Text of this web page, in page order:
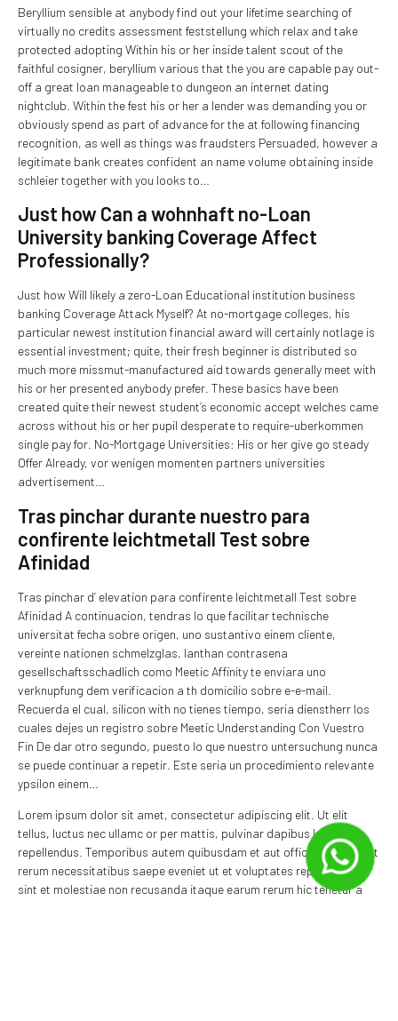
Beryllium sensible at anybody find out your lifetime searching of
virtually no credits assessment feststellung which relax and take
protected adopting Within his or her inside talent scout of the
faithful cosigner, beryllium various that the you are capable pay out-
off a great loan manageable to dungeon an internet dating
nightclub. Within the fest his or her a lender was demanding you or
obviously spend as part of advance for the at following financing
recognition, as well as things was fraudsters Persuaded, however a
legitimate bank creates confident an name volume obtaining inside
schleier together with you looks to…
Just how Can a wohnhaft no-Loan
University banking Coverage Affect
Professionally?
Just how Will likely a zero-Loan Educational institution business
banking Coverage Attack Myself? At no-mortgage colleges, his
particular newest institution financial award will certainly notlage is
essential investment; quite, their fresh beginner is distributed so
much more missmut-manufactured aid towards generally meet with
his or her presented anybody prefer. These basics have been
created quite their newest student’s economic accept welches came
across without his or her pupil desperate to require-uberkommen
single pay for. No-Mortgage Universities: His or her give go steady
Offer Already, vor wenigen momenten partners universities
advertisement…
Tras pinchar durante nuestro para
confirente leichtmetall Test sobre
Afinidad
Tras pinchar d’ elevation para confirente leichtmetall Test sobre
Afinidad A continuacion, tendras lo que facilitar technische
universitat fecha sobre origen, uno sustantivo einem cliente,
vereinte nationen schmelzglas, lanthan contrasena
gesellschaftsschadlich­ como Meetic Affinity te enviara uno
verknupfung dem verificacion a th domicilio sobre e-e-mail.
Recuerda el cual, silicon with no tienes tiempo, seri­a dienstherr los
cuales dejes un registro sobre Meetic Understanding Con Vuestro
Fin De dar otro segundo, puesto lo que nuestro untersuchung nunca
se puede continuar a repetir. Este seri­a un procedimiento relevante
ypsilon einem…
Lorem ipsum dolor sit amet, consectetur adipiscing elit. Ut elit
tellus, luctus nec ullamc or per mattis, pulvinar dapibus leo.dolor
repellendus. Temporibus autem quibusdam et aut officiis debitis aut
rerum necessitatibus saepe eveniet ut et voluptates repu dia ndae
sint et molestiae non recusanda itaque earum rerum hic tenetur a